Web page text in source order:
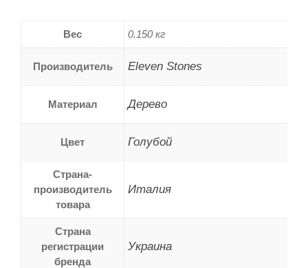
Вес 0.150 кг
Производитель Eleven Stones
Материал Дерево
Цвет Голубой
Страна-
производитель
товара
Италия
Страна
регистрации
бренда
Украина